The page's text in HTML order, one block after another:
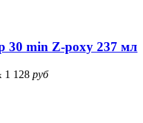
30 min Z-poxy 237 мл
1 128 руб